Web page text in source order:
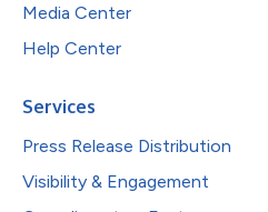
Media Center
Help Center
Services
Press Release Distribution
Visibility & Engagement